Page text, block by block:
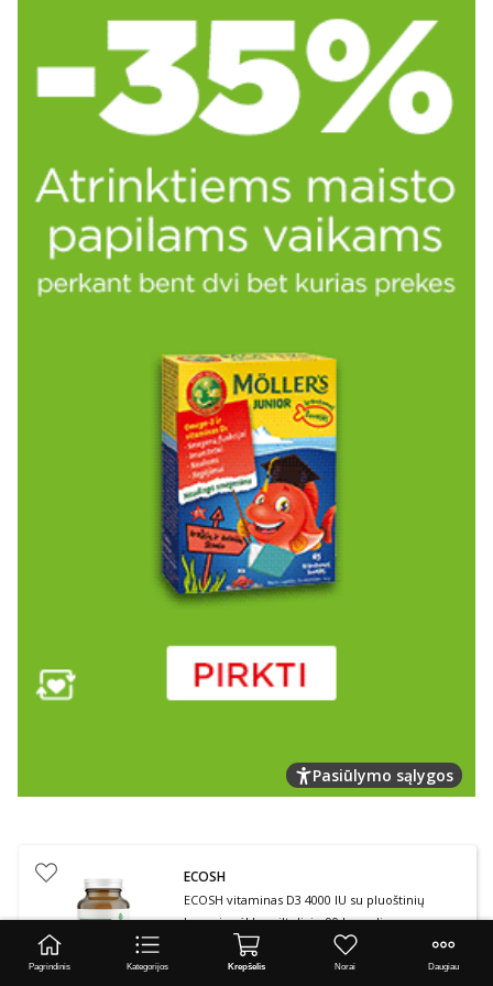
Pasiūlymo sąlygos
ECOSH
ECOSH vitaminas D3 4000 IU su pluoštinių
kanapių sėklų milteliais, 90 kapsulių
Vidutinis įvertinimas 4.97 Įvertinimų skaičius 193
patarimas 15,99 €
Pagrindinis Kategorijos Krepšelis Norai Daugiau